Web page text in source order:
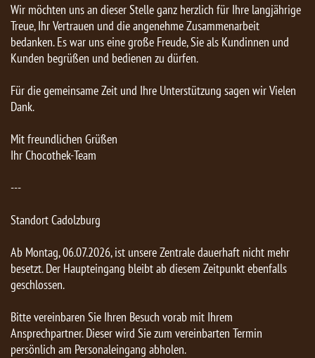
Wir möchten uns an dieser Stelle ganz herzlich für Ihre langjährige
Treue, Ihr Vertrauen und die angenehme Zusammenarbeit
bedanken. Es war uns eine große Freude, Sie als Kundinnen und
Kunden begrüßen und bedienen zu dürfen.
Für die gemeinsame Zeit und Ihre Unterstützung sagen wir Vielen
Dank.
Mit freundlichen Grüßen
Ihr Chocothek-Team
---
Standort Cadolzburg
Ab Montag, 06.07.2026, ist unsere Zentrale dauerhaft nicht mehr
besetzt. Der Haupteingang bleibt ab diesem Zeitpunkt ebenfalls
geschlossen.
Bitte vereinbaren Sie Ihren Besuch vorab mit Ihrem
Ansprechpartner. Dieser wird Sie zum vereinbarten Termin
persönlich am Personaleingang abholen.